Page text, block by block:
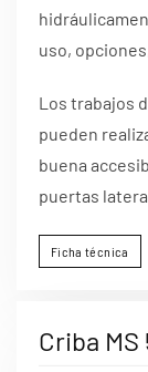
uso,
Los trabajos
pueden
buena
puertas
Ficha técnica
Criba MS